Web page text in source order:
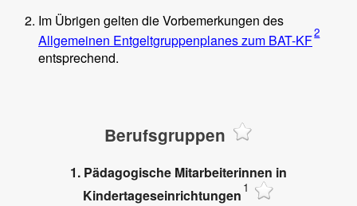
Im Übrigen gelten die Vorbemerkungen des
Allgemeinen Entgeltgruppenplanes zum BAT-KF2
entsprechend.
Berufsgruppen
1. Pädagogische Mitarbeiterinnen in
Kindertageseinrichtungen 1